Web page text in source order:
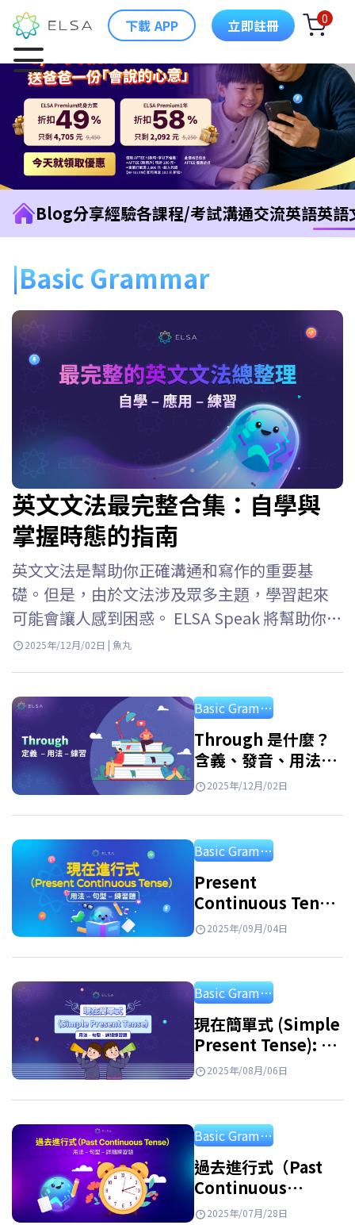
下載 APP 立即註冊 0
Blog分享經驗各課程/考試溝通交流英語英語
Basic Grammar
英文文法最完整合集：自學與
掌握時態的指南
英文文法是幫助你正確溝通和寫作的重要基
礎。但是，由於文法涉及眾多主題，學習起來
可能會讓人感到困惑。 ELSA Speak 將幫助你從
基礎到高級掌握英文文法，易於理解，易於應
法可以被視為你運用這四項技能的基礎。 英文
文法是指將句子依照正確的順序排列，使詞語
和成分之間具有正確的關係和和諧性的方
法。。文法規則幫助你建立完整、正確的句
語、子句、句子和段落。隨著時間的推移和實
際應用，英語語法或多或少地進行了調整，以
便更好地服務生活。 英文文法總整理：十二種
基本英文時態 一共有12種英文時態，這些時態
來學習英文文法 時態吧！ 英文時態：現在式 表
示現在時間的時態有四種：一般現在式、現在
完成式、現在進行式、現在完成進行式。 現在
簡單式(Simple Present…
2025年/12月/02日 | 魚丸
Basic Grammar
Through 是什麼？
含義、發音、用法、
例句與常用片語
2025年/12月/02日
Basic Grammar
Present
Continuous Tense
(現在進行式): 用法、
2025年/09月/04日
Basic Grammar
現在簡單式 (Simple
Present Tense): 定
義、用法、句型與練
2025年/08月/06日
Basic Grammar
過去進行式（Past
Continuous
Tense）: 用法、結
2025年/07月/28日